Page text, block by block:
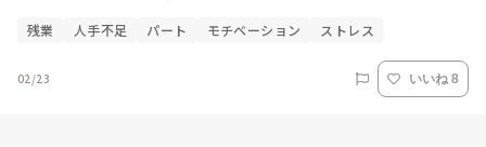
残業 人手不足 パート モチベーション ストレス
02/23 いいね 8